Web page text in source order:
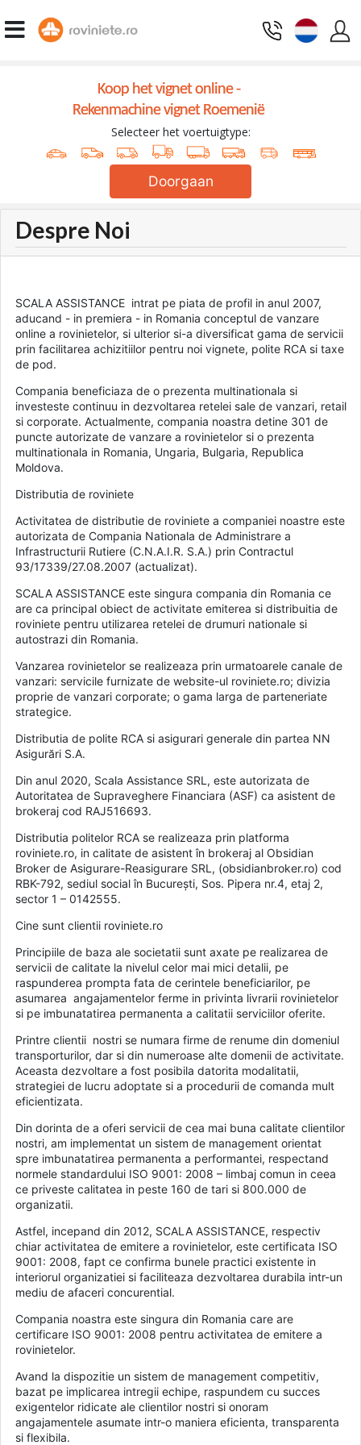
Koop het vignet online -
Rekenmachine vignet Roemenië
Selecteer het voertuigtype:
Doorgaan
Despre Noi
SCALA ASSISTANCE intrat pe piata de profil in anul 2007,
aducand - in premiera - in Romania conceptul de vanzare
online a rovinietelor, si ulterior si-a diversificat gama de servicii
prin facilitarea achizitiilor pentru noi vignete, polite RCA si taxe
de pod.
Compania beneficiaza de o prezenta multinationala si
investeste continuu in dezvoltarea retelei sale de vanzari, retail
si corporate. Actualmente, compania noastra detine 301 de
puncte autorizate de vanzare a rovinietelor si o prezenta
multinationala in Romania, Ungaria, Bulgaria, Republica
Moldova.
Distributia de roviniete
Activitatea de distributie de roviniete a companiei noastre este
autorizata de Compania Nationala de Administrare a
Infrastructurii Rutiere (C.N.A.I.R. S.A.) prin Contractul
93/17339/27.08.2007 (actualizat).
SCALA ASSISTANCE este singura compania din Romania ce
are ca principal obiect de activitate emiterea si distribuitia de
roviniete pentru utilizarea retelei de drumuri nationale si
autostrazi din Romania.
Vanzarea rovinietelor se realizeaza prin urmatoarele canale de
vanzari: servicile furnizate de website-ul roviniete.ro; divizia
proprie de vanzari corporate; o gama larga de parteneriate
strategice.
Distributia de polite RCA si asigurari generale din partea NN
Asigurări S.A.
Din anul 2020, Scala Assistance SRL, este autorizata de
Autoritatea de Supraveghere Financiara (ASF) ca asistent de
brokeraj cod RAJ516693.
Distributia politelor RCA se realizeaza prin platforma
roviniete.ro, in calitate de asistent în brokeraj al Obsidian
Broker de Asigurare-Reasigurare SRL, (obsidianbroker.ro) cod
RBK-792, sediul social în București, Sos. Pipera nr.4, etaj 2,
sector 1 – 0142555.
Cine sunt clientii roviniete.ro
Principiile de baza ale societatii sunt axate pe realizarea de
servicii de calitate la nivelul celor mai mici detalii, pe
raspunderea prompta fata de cerintele beneficiarilor, pe
asumarea angajamentelor ferme in privinta livrarii rovinietelor
si pe imbunatatirea permanenta a calitatii serviciilor oferite.
Printre clientii nostri se numara firme de renume din domeniul
transporturilor, dar si din numeroase alte domenii de activitate.
Aceasta dezvoltare a fost posibila datorita modalitatii,
strategiei de lucru adoptate si a procedurii de comanda mult
eficientizata.
Din dorinta de a oferi servicii de cea mai buna calitate clientilor
nostri, am implementat un sistem de management orientat
spre imbunatatirea permanenta a performantei, respectand
normele standardului ISO 9001: 2008 – limbaj comun in ceea
ce priveste calitatea in peste 160 de tari si 800.000 de
organizatii.
Astfel, incepand din 2012, SCALA ASSISTANCE, respectiv
chiar activitatea de emitere a rovinietelor, este certificata ISO
9001: 2008, fapt ce confirma bunele practici existente in
interiorul organizatiei si faciliteaza dezvoltarea durabila intr-un
mediu de afaceri concurential.
Compania noastra este singura din Romania care are
certificare ISO 9001: 2008 pentru activitatea de emitere a
rovinietelor.
Avand la dispozitie un sistem de management competitiv,
bazat pe implicarea intregii echipe, raspundem cu succes
exigentelor ridicate ale clientilor nostri si onoram
angajamentele asumate intr-o maniera eficienta, transparenta
si flexibila.